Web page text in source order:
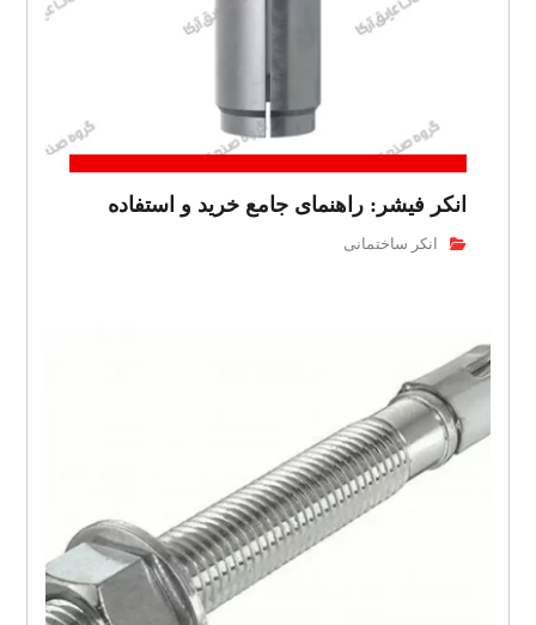
انکر فیشر: راهنمای جامع خرید و استفاده
انکر ساختمانی